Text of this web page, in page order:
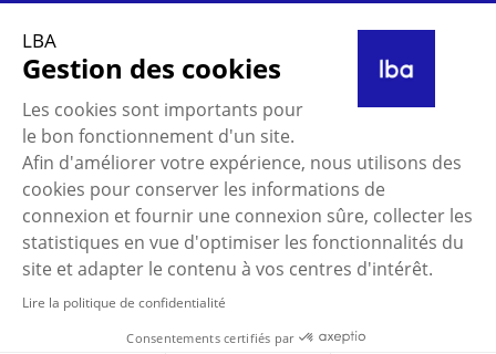
Nos clients, de belles histoires
LBA
Gestion des cookies
Les cookies sont importants pour
le bon fonctionnement d'un site.
Afin d'améliorer votre expérience, nous utilisons des
cookies pour conserver les informations de
connexion et fournir une connexion sûre, collecter les
statistiques en vue d'optimiser les fonctionnalités du
site et adapter le contenu à vos centres d'intérêt.
Lire la politique de confidentialité
Consentements certifiés par